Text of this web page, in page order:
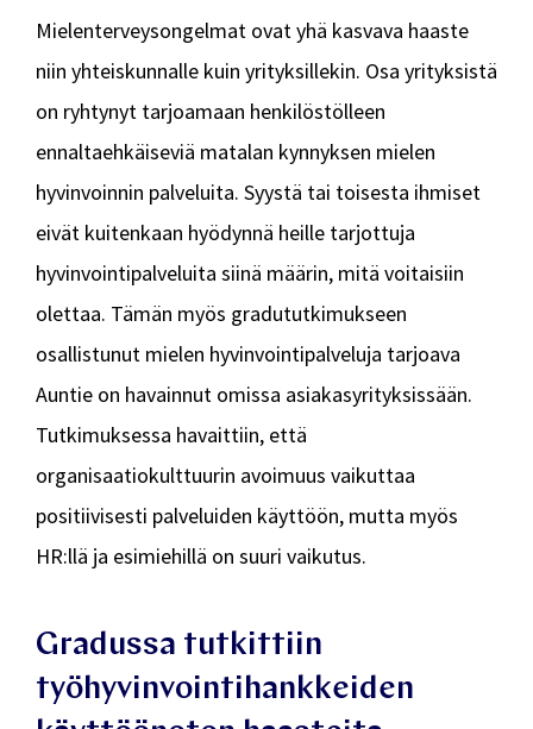
Mielenterveysongelmat ovat yhä kasvava haaste
niin yhteiskunnalle kuin yrityksillekin. Osa yrityksistä
on ryhtynyt tarjoamaan henkilöstölleen
ennaltaehkäiseviä matalan kynnyksen mielen
hyvinvoinnin palveluita. Syystä tai toisesta ihmiset
eivät kuitenkaan hyödynnä heille tarjottuja
hyvinvointipalveluita siinä määrin, mitä voitaisiin
olettaa. Tämän myös gradututkimukseen
osallistunut mielen hyvinvointipalveluja tarjoava
Auntie on havainnut omissa asiakasyrityksissään.
Tutkimuksessa havaittiin, että
organisaatiokulttuurin avoimuus vaikuttaa
positiivisesti palveluiden käyttöön, mutta myös
HR:llä ja esimiehillä on suuri vaikutus.
Gradussa tutkittiin
työhyvinvointihankkeiden